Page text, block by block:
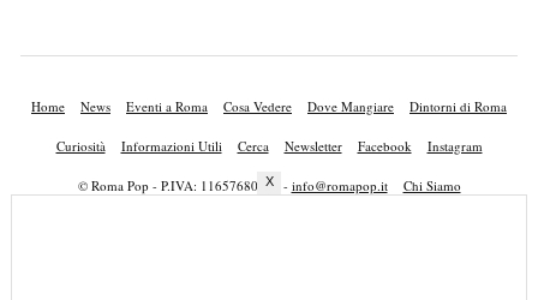
Home News Eventi a Roma Cosa Vedere Dove Mangiare Dintorni di Roma
Curiosità Informazioni Utili Cerca Newsletter Facebook Instagram
© Roma Pop - P.IVA: 11657680010 - info@romapop.it Chi Siamo
X